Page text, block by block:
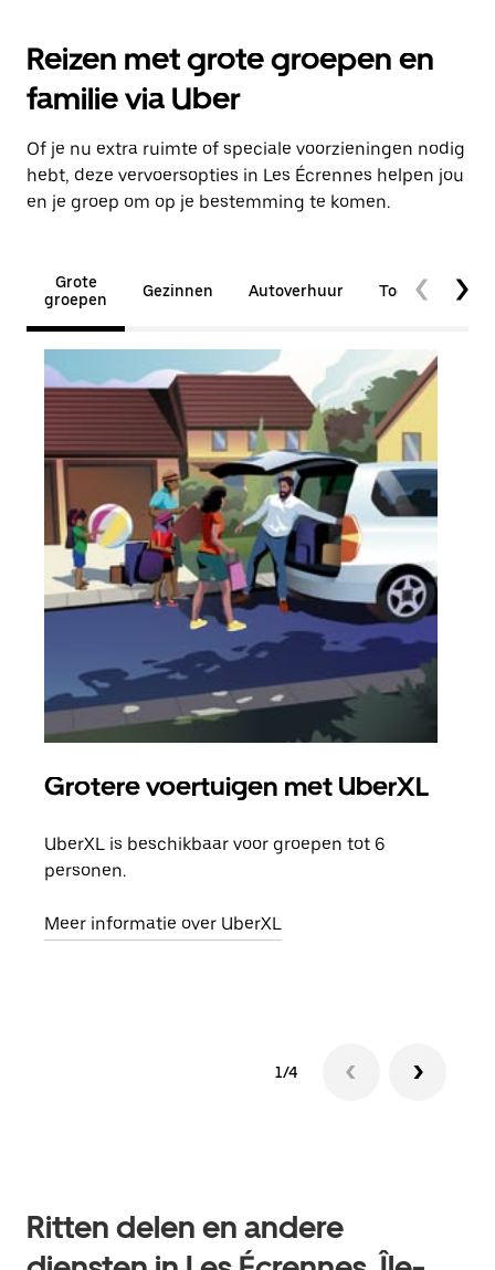
Reizen met grote groepen en
familie via Uber
Of je nu extra ruimte of speciale voorzieningen nodig
hebt, deze vervoersopties in Les Écrennes helpen jou
en je groep om op je bestemming te komen.
Grote
groepen
Gezinnen Autoverhuur
Grotere voertuigen met UberXL
UberXL is beschikbaar voor groepen tot 6
personen.
Meer informatie over UberXL
1/4
Ritten delen en andere